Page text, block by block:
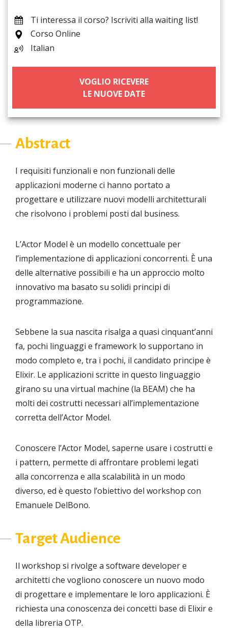
Abstract
I requisiti funzionali e non funzionali delle
applicazioni moderne ci hanno portato a
progettare e utilizzare nuovi modelli architetturali
che risolvono i problemi posti dal business.
L’Actor Model è un modello concettuale per
l’implementazione di applicazioni concorrenti. È una
delle alternative possibili e ha un approccio molto
innovativo ma basato su solidi principi di
programmazione.
Sebbene la sua nascita risalga a quasi cinquant’anni
fa, pochi linguaggi e framework lo supportano in
modo completo e, tra i pochi, il candidato principe è
Elixir. Le applicazioni scritte in questo linguaggio
girano su una virtual machine (la BEAM) che ha
molti dei costrutti necessari all’implementazione
corretta dell’Actor Model.
Conoscere l’Actor Model, saperne usare i costrutti e
i pattern, permette di affrontare problemi legati
alla concorrenza e alla scalabilità in un modo
diverso, ed è questo l’obiettivo del workshop con
Emanuele DelBono.
Target Audience
Il workshop si rivolge a software developer e
architetti che vogliono conoscere un nuovo modo
di progettare e implementare le loro applicazioni. È
richiesta una conoscenza dei concetti base di Elixir e
della libreria OTP.
Ti interessa il corso? Iscriviti alla waiting list!
Corso Online
Italian
VOGLIO RICEVERE
LE NUOVE DATE